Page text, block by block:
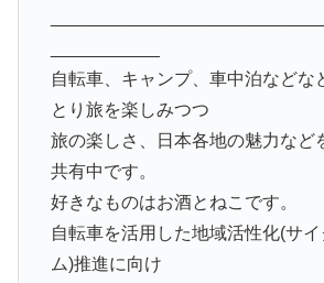
自転車、キャンプ、車中泊などな
とり旅を楽しみつつ
旅の楽しさ、日本各地の魅力など
共有中です。
好きなものはお酒とねこです。
自転車を活用した地域活性化(サ
ム)推進に向け